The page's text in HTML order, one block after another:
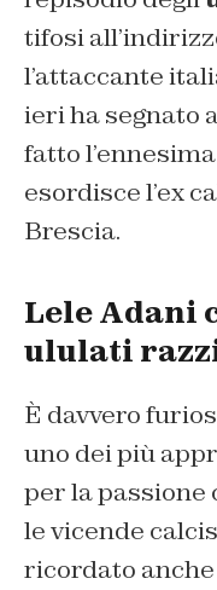
tifosi
l’attaccante
ieri ha segnato
fatto
esordisce l’ex
Brescia.
Lele Adani
ululati
È davvero
uno dei più
per la passione
le vicende
ricordato anche